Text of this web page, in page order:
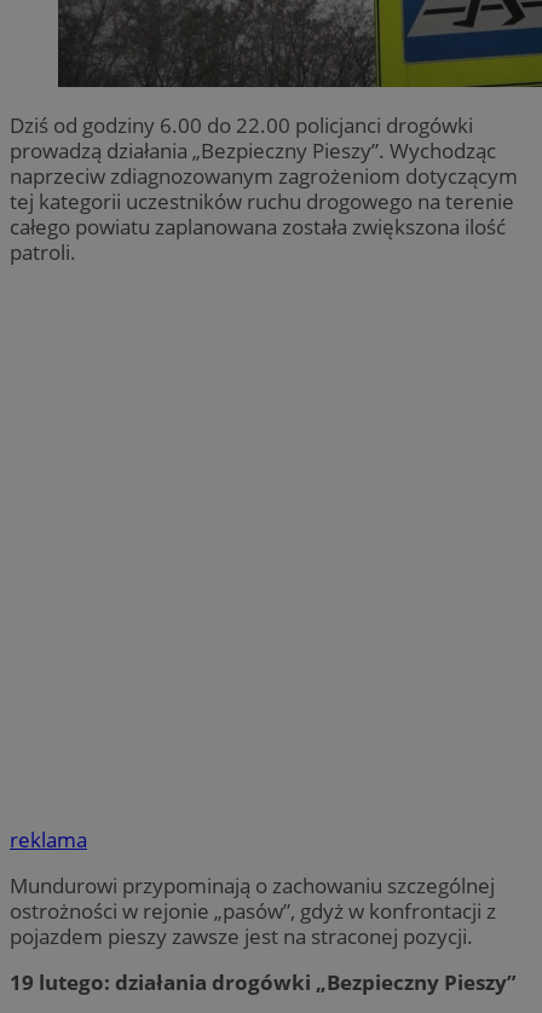
Dziś od godziny 6.00 do 22.00 policjanci drogówki
prowadzą działania „Bezpieczny Pieszy”. Wychodząc
naprzeciw zdiagnozowanym zagrożeniom dotyczącym
tej kategorii uczestników ruchu drogowego na terenie
całego powiatu zaplanowana została zwiększona ilość
patroli.
reklama
Mundurowi przypominają o zachowaniu szczególnej
ostrożności w rejonie „pasów”, gdyż w konfrontacji z
pojazdem pieszy zawsze jest na straconej pozycji.
19 lutego: działania drogówki „Bezpieczny Pieszy”